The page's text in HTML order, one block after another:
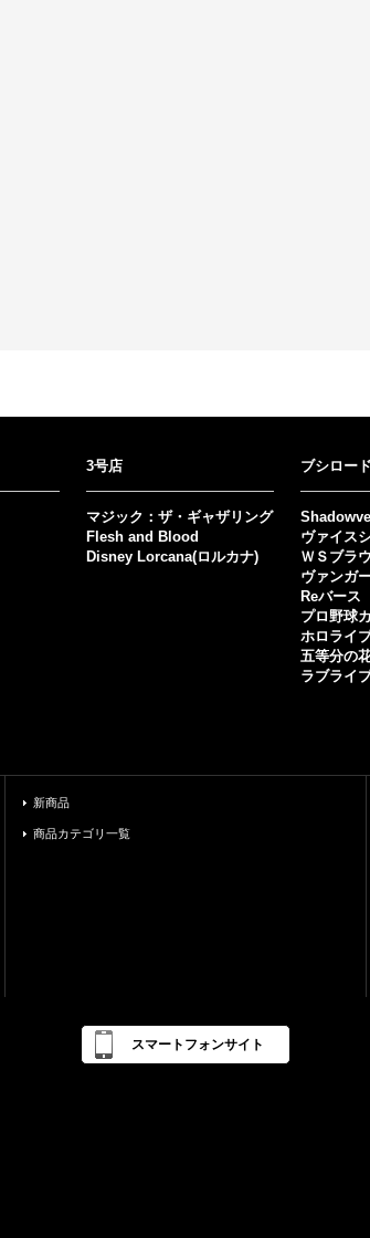
3号店
マジック：ザ・ギャザリング
Flesh and Blood
Disney Lorcana(ロルカナ)
ブシロー
ヴァイス
ＷＳブラウ
ヴァンガ
Reバース
プロ野球
ホロライ
五等分の
ラブライ
新商品
商品カテゴリ一覧
スマートフォンサイト